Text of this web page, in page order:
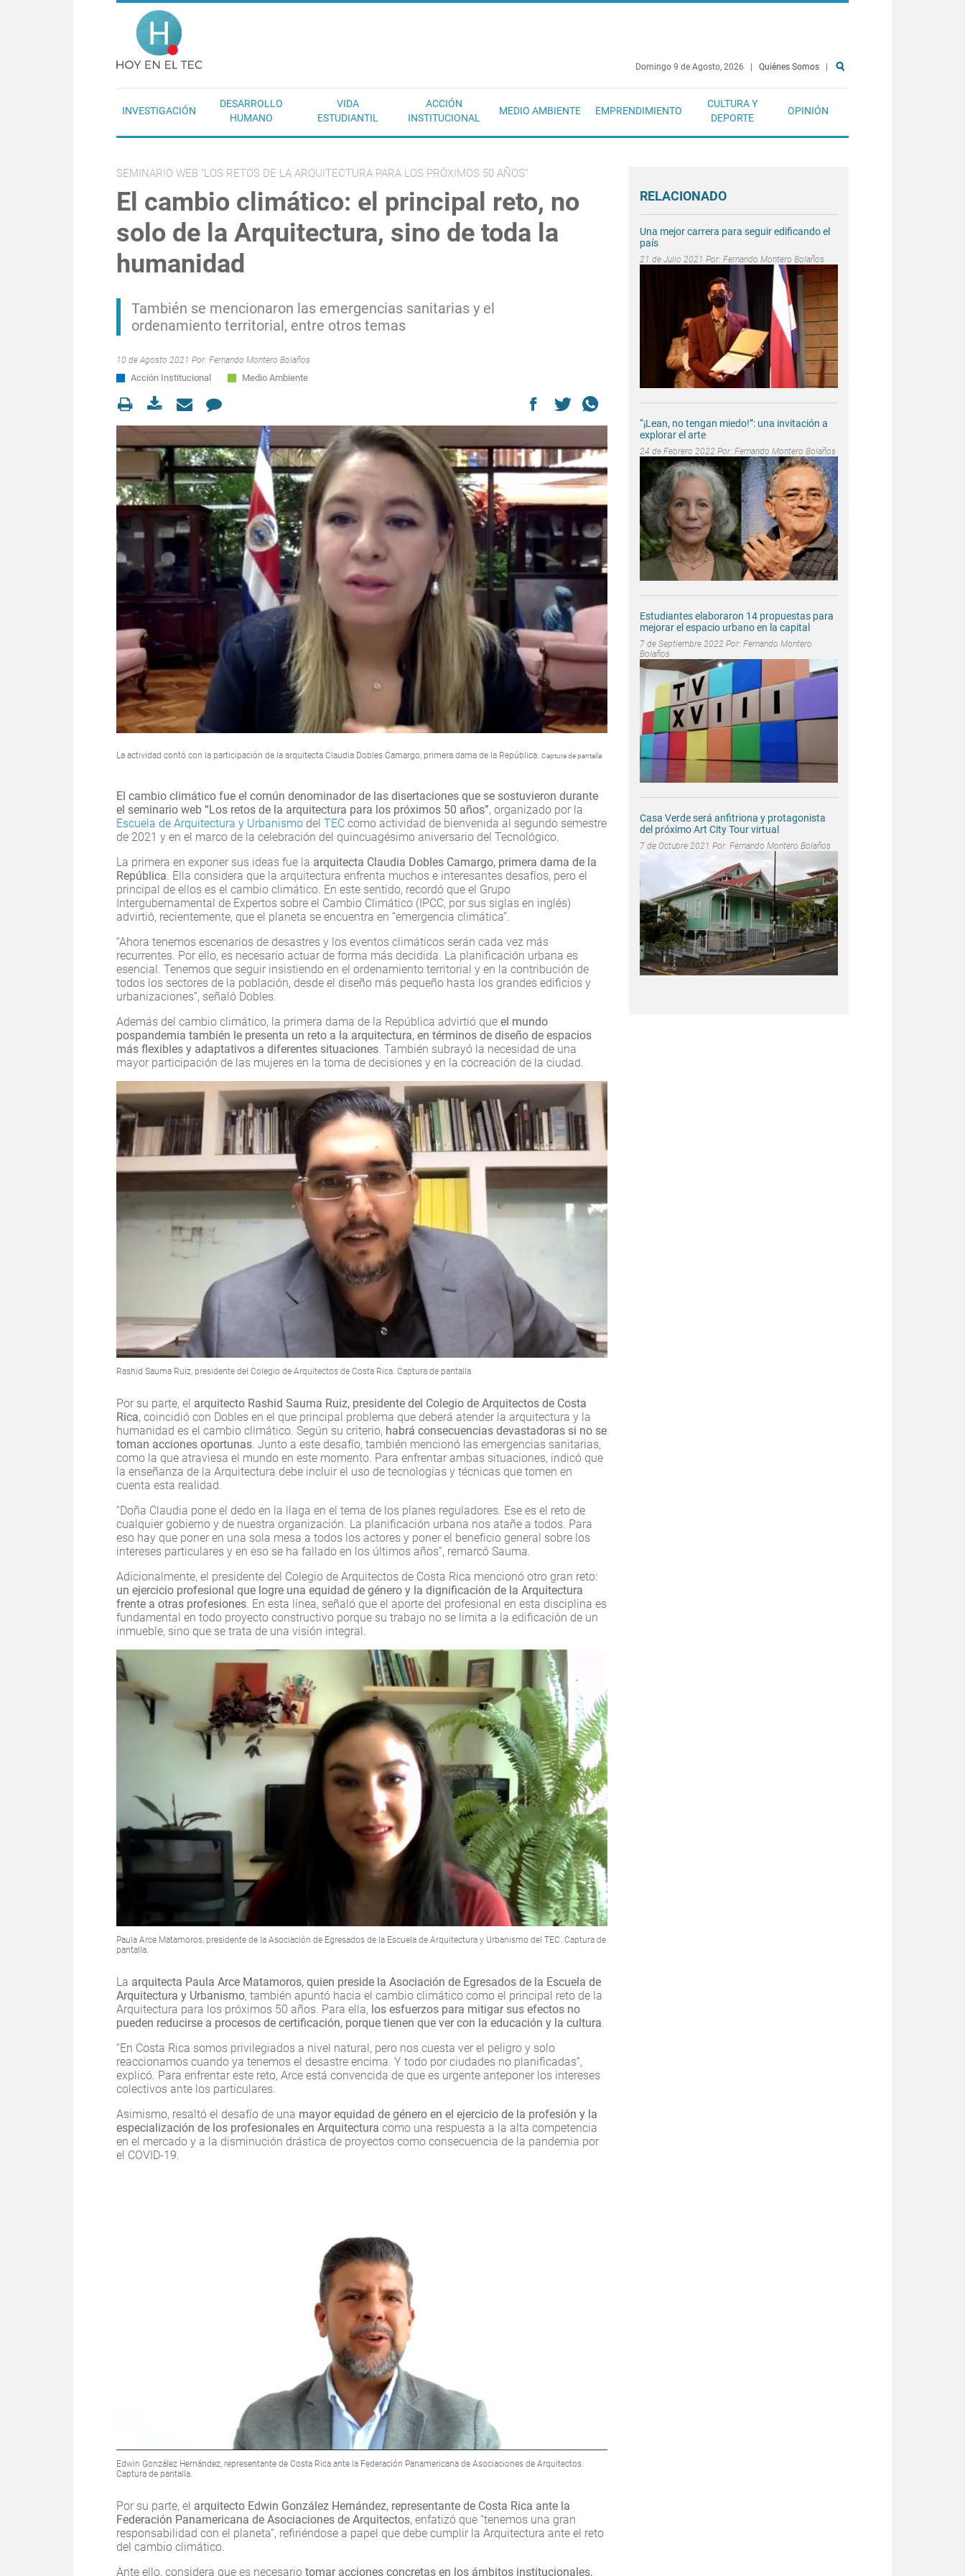
Pasar al contenido principal
Domingo 9 de Agosto, 2026 Quiénes Somos
INVESTIGACIÓN
DESARROLLO
HUMANO
VIDA
ESTUDIANTIL
ACCIÓN
INSTITUCIONAL
MEDIO AMBIENTE EMPRENDIMIENTO
CULTURA Y
DEPORTE
OPINIÓN
SEMINARIO WEB “LOS RETOS DE LA ARQUITECTURA PARA LOS PRÓXIMOS 50 AÑOS”
El cambio climático: el principal reto, no
solo de la Arquitectura, sino de toda la
humanidad
También se mencionaron las emergencias sanitarias y el
ordenamiento territorial, entre otros temas
10 de Agosto 2021 Por: Fernando Montero Bolaños
Acción Institucional Medio Ambiente
La actividad contó con la participación de la arquitecta Claudia Dobles Camargo, primera dama de la República. Captura de pantalla
El cambio climático fue el común denominador de las disertaciones que se sostuvieron durante
el seminario web “Los retos de la arquitectura para los próximos 50 años”, organizado por la
Escuela de Arquitectura y Urbanismo del TEC como actividad de bienvenida al segundo semestre
de 2021 y en el marco de la celebración del quincuagésimo aniversario del Tecnológico.
La primera en exponer sus ideas fue la arquitecta Claudia Dobles Camargo, primera dama de la
República. Ella considera que la arquitectura enfrenta muchos e interesantes desafíos, pero el
principal de ellos es el cambio climático. En este sentido, recordó que el Grupo
Intergubernamental de Expertos sobre el Cambio Climático (IPCC, por sus siglas en inglés)
advirtió, recientemente, que el planeta se encuentra en “emergencia climática”.
“Ahora tenemos escenarios de desastres y los eventos climáticos serán cada vez más
recurrentes. Por ello, es necesario actuar de forma más decidida. La planificación urbana es
esencial. Tenemos que seguir insistiendo en el ordenamiento territorial y en la contribución de
todos los sectores de la población, desde el diseño más pequeño hasta los grandes edificios y
urbanizaciones”, señaló Dobles.
Además del cambio climático, la primera dama de la República advirtió que el mundo
pospandemia también le presenta un reto a la arquitectura, en términos de diseño de espacios
más flexibles y adaptativos a diferentes situaciones. También subrayó la necesidad de una
mayor participación de las mujeres en la toma de decisiones y en la cocreación de la ciudad.
Rashid Sauma Ruiz, presidente del Colegio de Arquitectos de Costa Rica. Captura de pantalla.
Por su parte, el arquitecto Rashid Sauma Ruiz, presidente del Colegio de Arquitectos de Costa
Rica, coincidió con Dobles en el que principal problema que deberá atender la arquitectura y la
humanidad es el cambio climático. Según su criterio, habrá consecuencias devastadoras si no se
toman acciones oportunas . Junto a este desafío, también mencionó las emergencias sanitarias,
como la que atraviesa el mundo en este momento. Para enfrentar ambas situaciones, indicó que
la enseñanza de la Arquitectura debe incluir el uso de tecnologías y técnicas que tomen en
cuenta esta realidad.
“Doña Claudia pone el dedo en la llaga en el tema de los planes reguladores. Ese es el reto de
cualquier gobierno y de nuestra organización. La planificación urbana nos atañe a todos. Para
eso hay que poner en una sola mesa a todos los actores y poner el beneficio general sobre los
intereses particulares y en eso se ha fallado en los últimos años”, remarcó Sauma.
Adicionalmente, el presidente del Colegio de Arquitectos de Costa Rica mencionó otro gran reto:
un ejercicio profesional que logre una equidad de género y la dignificación de la Arquitectura
frente a otras profesiones . En esta línea, señaló que el aporte del profesional en esta disciplina es
fundamental en todo proyecto constructivo porque su trabajo no se limita a la edificación de un
inmueble, sino que se trata de una visión integral.
Paula Arce Matamoros, presidente de la Asociación de Egresados de la Escuela de Arquitectura y Urbanismo del TEC. Captura de
pantalla.
La arquitecta Paula Arce Matamoros, quien preside la Asociación de Egresados de la Escuela de
Arquitectura y Urbanismo, también apuntó hacia el cambio climático como el principal reto de la
Arquitectura para los próximos 50 años. Para ella, los esfuerzos para mitigar sus efectos no
pueden reducirse a procesos de certificación, porque tienen que ver con la educación y la cultura.
“En Costa Rica somos privilegiados a nivel natural, pero nos cuesta ver el peligro y solo
reaccionamos cuando ya tenemos el desastre encima. Y todo por ciudades no planificadas”,
explicó. Para enfrentar este reto, Arce está convencida de que es urgente anteponer los intereses
colectivos ante los particulares.
Asimismo, resaltó el desafío de una mayor equidad de género en el ejercicio de la profesión y la
especialización de los profesionales en Arquitectura como una respuesta a la alta competencia
en el mercado y a la disminución drástica de proyectos como consecuencia de la pandemia por
el COVID-19.
Edwin González Hernández, representante de Costa Rica ante la Federación Panamericana de Asociaciones de Arquitectos.
Captura de pantalla.
Por su parte, el arquitecto Edwin González Hernández, representante de Costa Rica ante la
Federación Panamericana de Asociaciones de Arquitectos, enfatizó que “tenemos una gran
responsabilidad con el planeta”, refiriéndose a papel que debe cumplir la Arquitectura ante el reto
del cambio climático.
Ante ello, considera que es necesario tomar acciones concretas en los ámbitos institucionales,
RELACIONADO
Una mejor carrera para seguir edificando el
país
21 de Julio 2021 Por: Fernando Montero Bolaños
“¡Lean, no tengan miedo!”: una invitación a
explorar el arte
24 de Febrero 2022 Por: Fernando Montero Bolaños
Estudiantes elaboraron 14 propuestas para
mejorar el espacio urbano en la capital
7 de Septiembre 2022 Por: Fernando Montero
Bolaños
Casa Verde será anfitriona y protagonista
del próximo Art City Tour virtual
7 de Octubre 2021 Por: Fernando Montero Bolaños